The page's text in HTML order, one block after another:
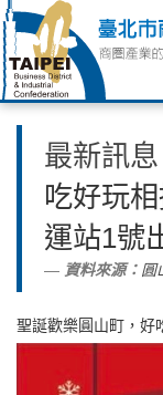
最新訊息
吃好玩
運站1號
資料來源： 圓
聖誕歡樂圓山町，好